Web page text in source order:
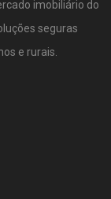
imobiliário do
seguras
e rurais.